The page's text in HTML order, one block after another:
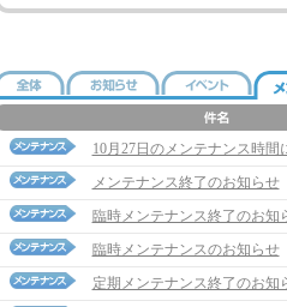
10月27日のメンテナンス時間
メンテナンス終了のお知らせ
臨時メンテナンス終了のお知
臨時メンテナンスのお知らせ
定期メンテナンス終了のお知